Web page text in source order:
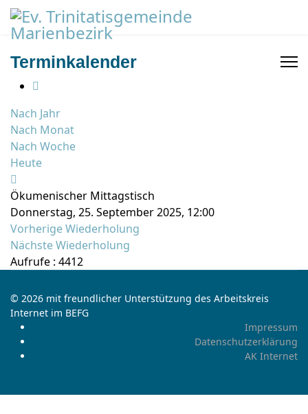
Terminkalender
Nach Jahr
Nach Monat
Nach Woche
Heute
Ökumenischer Mittagstisch
Donnerstag, 25. September 2025, 12:00
Vorherige Wiederholung
Nächste Wiederholung
Aufrufe : 4412
© 2026 mit freundlicher Unterstützung des Arbeitskreis
Internet im BEFG
Impressum
Datenschutzerklärung
AK Internet